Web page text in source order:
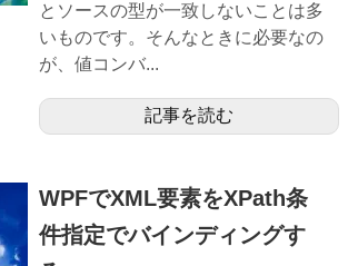
とソースの型が一致しないことは多
いものです。そんなときに必要なの
が、値コンバ...
記事を読む
WPFでXML要素をXPath条
件指定でバインディングす